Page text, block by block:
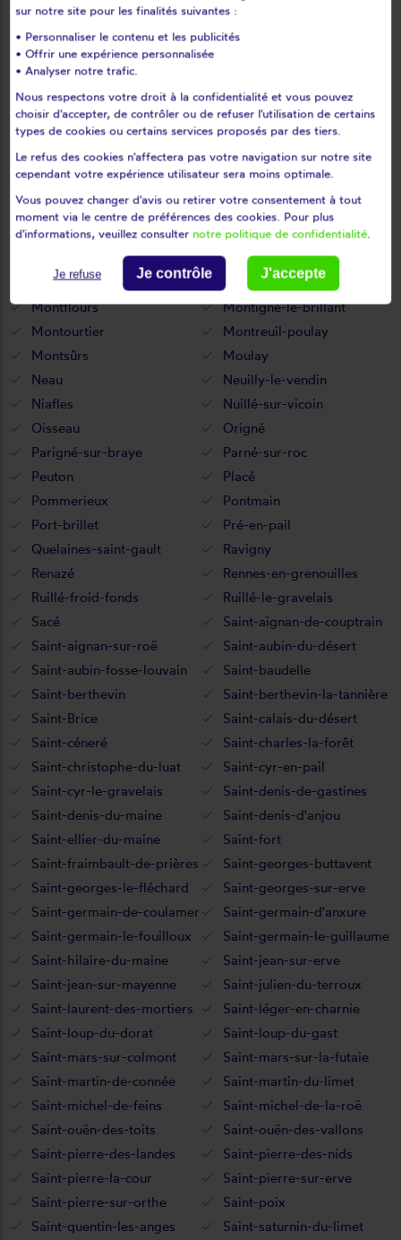
Levaré
Lignières-orgères
Livet
Livré
Loigné-sur-mayenne
Longuefuye
Loupfougères
Louverné
Louvigné
L'huisserie
Madré
Maisoncelles-du-maine
Marcillé-la-ville
Marigné-peuton
Martigné-sur-mayenne
Mayenne
Mée
Ménil
Méral
Meslay-du-maine
Mézangers
Montaudin
Montenay
Montflours
Montigné-le-brillant
Montourtier
Montreuil-poulay
Montsûrs
Moulay
Neau
Neuilly-le-vendin
Niafles
Nuillé-sur-vicoin
Oisseau
Origné
Parigné-sur-braye
Parné-sur-roc
Peuton
Placé
Pommerieux
Pontmain
Port-brillet
Pré-en-pail
Quelaines-saint-gault
Ravigny
Renazé
Rennes-en-grenouilles
Ruillé-froid-fonds
Ruillé-le-gravelais
Sacé
Saint-aignan-de-couptrain
Saint-aignan-sur-roë
Saint-aubin-du-désert
Saint-aubin-fosse-louvain
Saint-baudelle
Saint-berthevin
Saint-berthevin-la-tannière
Saint-Brice
Saint-calais-du-désert
Saint-céneré
Saint-charles-la-forêt
Saint-christophe-du-luat
Saint-cyr-en-pail
Saint-cyr-le-gravelais
Saint-denis-de-gastines
Saint-denis-du-maine
Saint-denis-d'anjou
Saint-ellier-du-maine
Saint-fort
Saint-fraimbault-de-prières
Saint-georges-buttavent
Saint-georges-le-fléchard
Saint-georges-sur-erve
Saint-germain-de-coulamer
Saint-germain-d'anxure
Saint-germain-le-fouilloux
Saint-germain-le-guillaume
Saint-hilaire-du-maine
Saint-jean-sur-erve
Saint-jean-sur-mayenne
Saint-julien-du-terroux
Saint-laurent-des-mortiers
Saint-léger-en-charnie
Saint-loup-du-dorat
Saint-loup-du-gast
Saint-mars-sur-colmont
Saint-mars-sur-la-futaie
Saint-martin-de-connée
Saint-martin-du-limet
Saint-michel-de-feins
Saint-michel-de-la-roë
Saint-ouën-des-toits
Saint-ouën-des-vallons
Saint-pierre-des-landes
Saint-pierre-des-nids
Saint-pierre-la-cour
Saint-pierre-sur-erve
Saint-pierre-sur-orthe
Saint-poix
Saint-quentin-les-anges
Saint-saturnin-du-limet
sur notre site pour les finalités suivantes :
• Personnaliser le contenu et les publicités
• Offrir une expérience personnalisée
• Analyser notre trafic.
Nous respectons votre droit à la confidentialité et vous pouvez
choisir d'accepter, de contrôler ou de refuser l'utilisation de certains
types de cookies ou certains services proposés par des tiers.
Le refus des cookies n'affectera pas votre navigation sur notre site
cependant votre expérience utilisateur sera moins optimale.
Vous pouvez changer d'avis ou retirer votre consentement à tout
moment via le centre de préférences des cookies. Pour plus
d'informations, veuillez consulter notre politique de confidentialité.
Je refuse Je contrôle J'accepte